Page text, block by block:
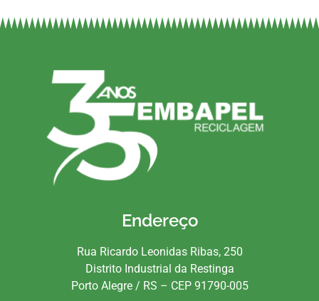
Endereço
Rua Ricardo Leonidas Ribas, 250
Distrito Industrial da Restinga
Porto Alegre / RS – CEP 91790-005